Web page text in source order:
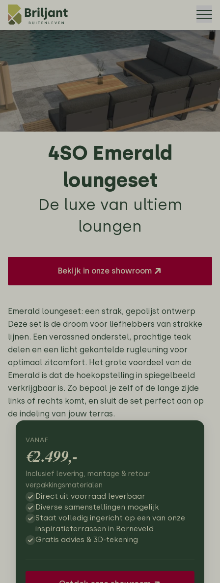
4SO Emerald
loungeset
De luxe van ultiem
loungen
Bekijk in onze showroom
Emerald loungeset: een strak, gepolijst ontwerp
Deze set is de droom voor liefhebbers van strakke
lijnen. Een verassned onderstel, prachtige teak
delen en een licht gekantelde rugleuning voor
optimaal zitcomfort. Het grote voordeel van de
Emerald is dat de hoekopstelling in spiegelbeeld
verkrijgbaar is. Zo bepaal je zelf of de lange zijde
links of rechts komt, en sluit de set perfect aan op
de indeling van jouw terras.
VANAF
€2.499,-
Inclusief levering, montage & retour
verpakkingsmaterialen
Direct uit voorraad leverbaar
Diverse samenstellingen mogelijk
Staat volledig ingericht op een van onze
inspiratieterrassen in Barneveld
Gratis advies & 3D-tekening